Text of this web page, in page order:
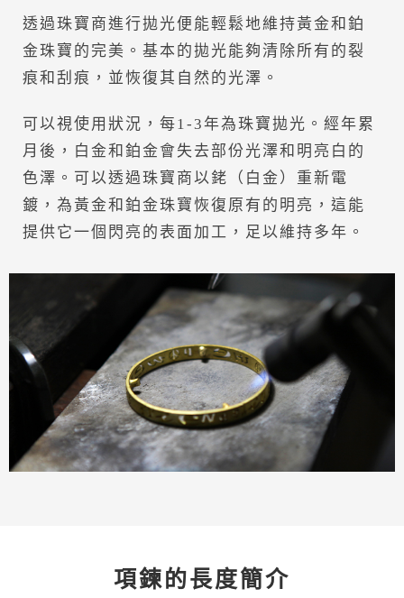
透過珠寶商進行拋光便能輕鬆地維持黃金和鉑
金珠寶的完美。基本的拋光能夠清除所有的裂
痕和刮痕，並恢復其自然的光澤。
可以視使用狀況，每1-3年為珠寶拋光。經年累
月後，白金和鉑金會失去部份光澤和明亮白的
色澤。可以透過珠寶商以銠（白金）重新電
鍍，為黃金和鉑金珠寶恢復原有的明亮，這能
提供它一個閃亮的表面加工，足以維持多年。
項鍊的長度簡介